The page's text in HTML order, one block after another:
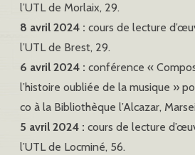
l’UTL de Morlaix, 29.
8 avril 2024 : cours de lecture
l’UTL de Brest, 29.
6 avril 2024 : conférence «
l’histoire oubliée de la musique »
co à la Bibliothèque l’Alcazar,
5 avril 2024 : cours de lecture
l’UTL de Locminé, 56.